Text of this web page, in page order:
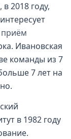
2018 году,
Ивановская
команды из 7
7 лет на
в 1982 году